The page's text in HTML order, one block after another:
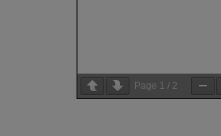
Page 1 / 2